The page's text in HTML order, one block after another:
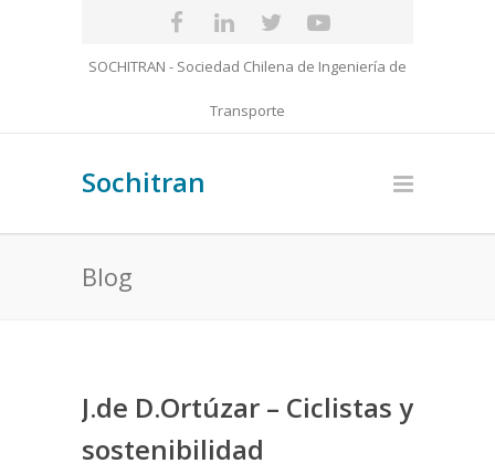
SOCHITRAN - Sociedad Chilena de Ingeniería de
Transporte
Sochitran
Blog
J.de D.Ortúzar – Ciclistas y
sostenibilidad